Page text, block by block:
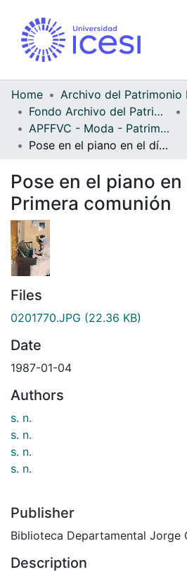
Home
Fondo Archivo del Patrimonio Fotográfico y Fílmico del Valle del Cauca
APFFVC - Moda - Patrimonial
Pose en el piano en el día de la Primera comunión
Pose en el piano
Primera comunión
Files
0201770.JPG (22.36 KB)
Date
1987-01-04
Authors
s. n.
s. n.
s. n.
s. n.
Publisher
Biblioteca Departamental Jorge
Description